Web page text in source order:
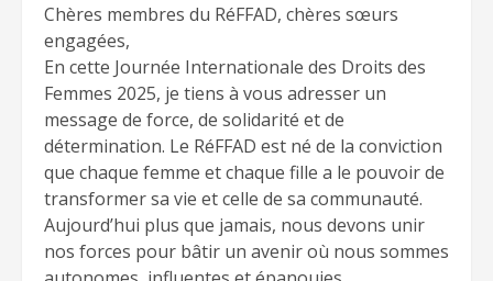
Chères membres du RéFFAD, chères sœurs
engagées,
En cette Journée Internationale des Droits des
Femmes 2025, je tiens à vous adresser un
message de force, de solidarité et de
détermination. Le RéFFAD est né de la conviction
que chaque femme et chaque fille a le pouvoir de
transformer sa vie et celle de sa communauté.
Aujourd’hui plus que jamais, nous devons unir
nos forces pour bâtir un avenir où nous sommes